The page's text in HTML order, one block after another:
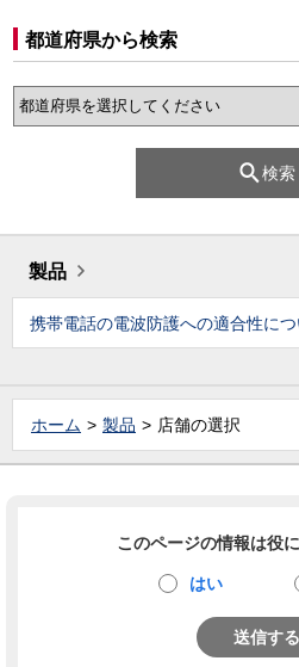
都道府県から検索
検索
製品
携帯電話の電波防護への適合性に
ホーム 製品 店舗の選択
このページの情報は役
はい
送信する